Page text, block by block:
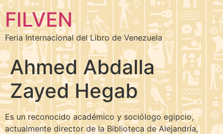
FILVEN
Feria Internacional del Libro de Venezuela
Ahmed Abdalla
Zayed Hegab
Es un reconocido académico y sociólogo egipcio,
actualmente director de la Biblioteca de Alejandría,